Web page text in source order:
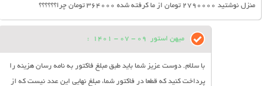
منزل نوشتید ۲۷۹۰۰۰۰ تومان از ما کرفته شده ۳۶۴۰۰۰ تومان چرا؟؟؟؟؟؟
میهن استور 09 - 07 - 1401
:
با سلام. دوست عزیز شما باید طبق مبلغ فاکتور به نامه رسان هزینه را
پرداخت کنید که قطعا در فاکتور شما، مبلغ نهایی این عدد نیست که از